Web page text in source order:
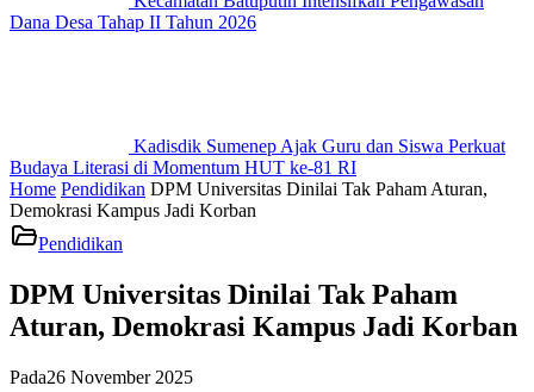
Dana Desa Tahap II Tahun 2026
Kadisdik Sumenep Ajak Guru dan Siswa Perkuat
Budaya Literasi di Momentum HUT ke-81 RI
Home Pendidikan DPM Universitas Dinilai Tak Paham Aturan,
Demokrasi Kampus Jadi Korban
Pendidikan
DPM Universitas Dinilai Tak Paham
Aturan, Demokrasi Kampus Jadi Korban
Pada26 November 2025